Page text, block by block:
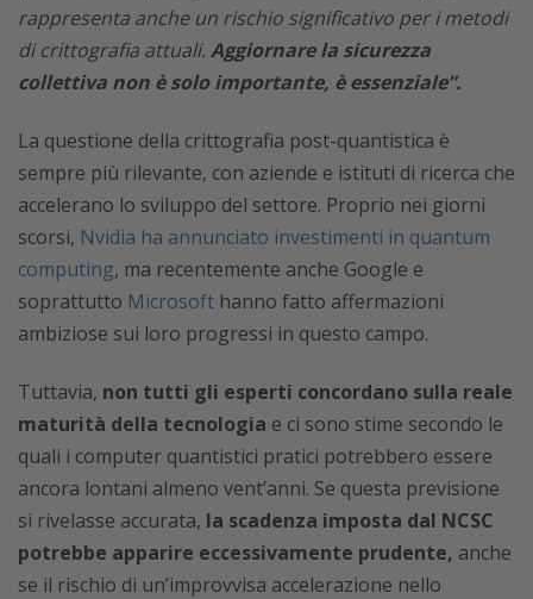
rappresenta anche un rischio significativo per i metodi
di crittografia attuali. Aggiornare la sicurezza
collettiva non è solo importante, è essenziale”.
La questione della crittografia post-quantistica è
sempre più rilevante, con aziende e istituti di ricerca che
accelerano lo sviluppo del settore. Proprio nei giorni
scorsi, Nvidia ha annunciato investimenti in quantum
computing, ma recentemente anche Google e
soprattutto Microsoft hanno fatto affermazioni
ambiziose sui loro progressi in questo campo.
Tuttavia, non tutti gli esperti concordano sulla reale
maturità della tecnologia e ci sono stime secondo le
quali i computer quantistici pratici potrebbero essere
ancora lontani almeno vent’anni. Se questa previsione
si rivelasse accurata, la scadenza imposta dal NCSC
potrebbe apparire eccessivamente prudente, anche
se il rischio di un’improvvisa accelerazione nello